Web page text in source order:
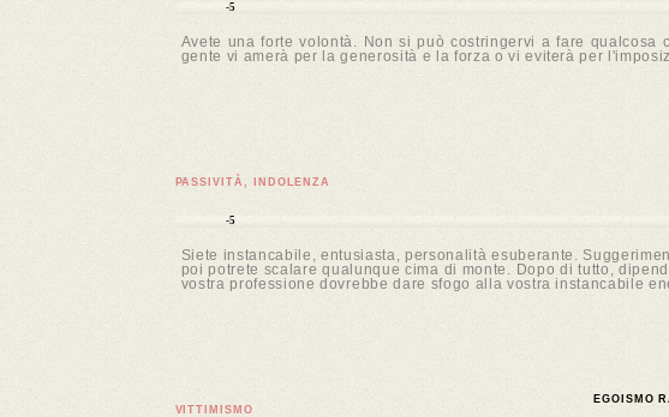
-5
Avete una forte volontà. Non si può costringervi a fare
gente vi amerà per la generosità e la forza o vi eviterà per
PASSIVITÀ, INDOLENZA
-5
Siete instancabile, entusiasta, personalità esuberante.
poi potrete scalare qualunque cima di monte. Dopo di tutto,
vostra professione dovrebbe dare sfogo alla vostra instancabile
VITTIMISMO
EGOISMO